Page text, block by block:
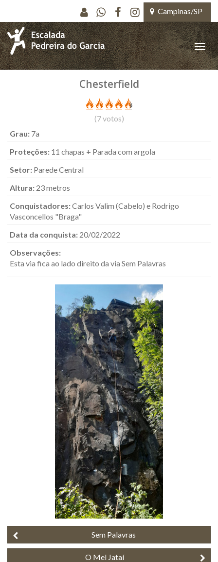
Pular para o conteúdo principal
Campinas/SP
Toggle
Chesterfield
(7votos)
Grau: 7a
Proteções: 11 chapas + Parada com argola
Setor: Parede Central
Altura: 23 metros
Conquistadores:Carlos Valim (Cabelo) e Rodrigo
Vasconcellos "Braga"
Data da conquista: 20/02/2022
Observações:
Esta via fica ao lado direito da via Sem Palavras
Sem Palavras
O Mel Jataí